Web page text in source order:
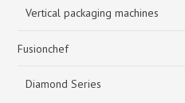
Vertical packaging machines
Fusionchef
Diamond Series